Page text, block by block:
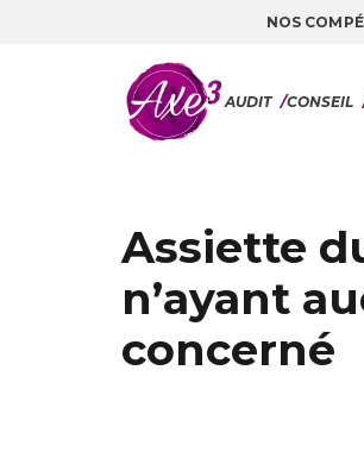
NOS
AUDIT /CONSEIL
Assiette
n’ayant
concerné